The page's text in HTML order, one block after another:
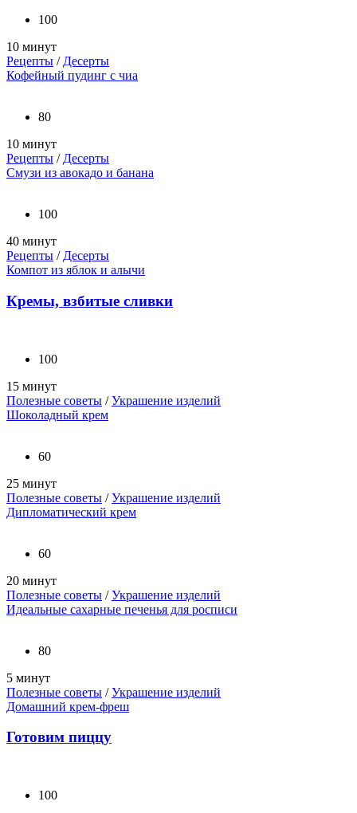
100
10 минут
Рецепты / Десерты
Кофейный пудинг с чиа
80
10 минут
Рецепты / Десерты
Смузи из авокадо и банана
100
40 минут
Рецепты / Десерты
Компот из яблок и алычи
Кремы, взбитые сливки
100
15 минут
Полезные советы /Украшение изделий
Шоколадный крем
60
25 минут
Полезные советы /Украшение изделий
Дипломатический крем
60
20 минут
Полезные советы /Украшение изделий
Идеальные сахарные печенья для росписи
80
5 минут
Полезные советы /Украшение изделий
Домашний крем-фреш
Готовим пиццу
100